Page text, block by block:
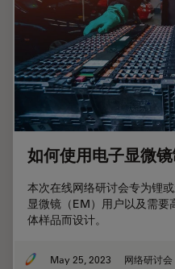
如何使用电子显微
本次在线网络研讨会专为锂
显微镜（EM）用户以及需
体样品而设计。
May 25, 2023 网络研讨会